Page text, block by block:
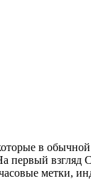
в
метки,